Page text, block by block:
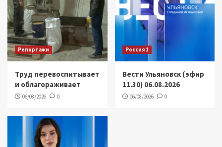
Репортажи
Труд перевоспитывает
и облагораживает
06/08/2026 0
Россия 1
Вести Ульяновск (эфир
11.30) 06.08.2026
06/08/2026 0